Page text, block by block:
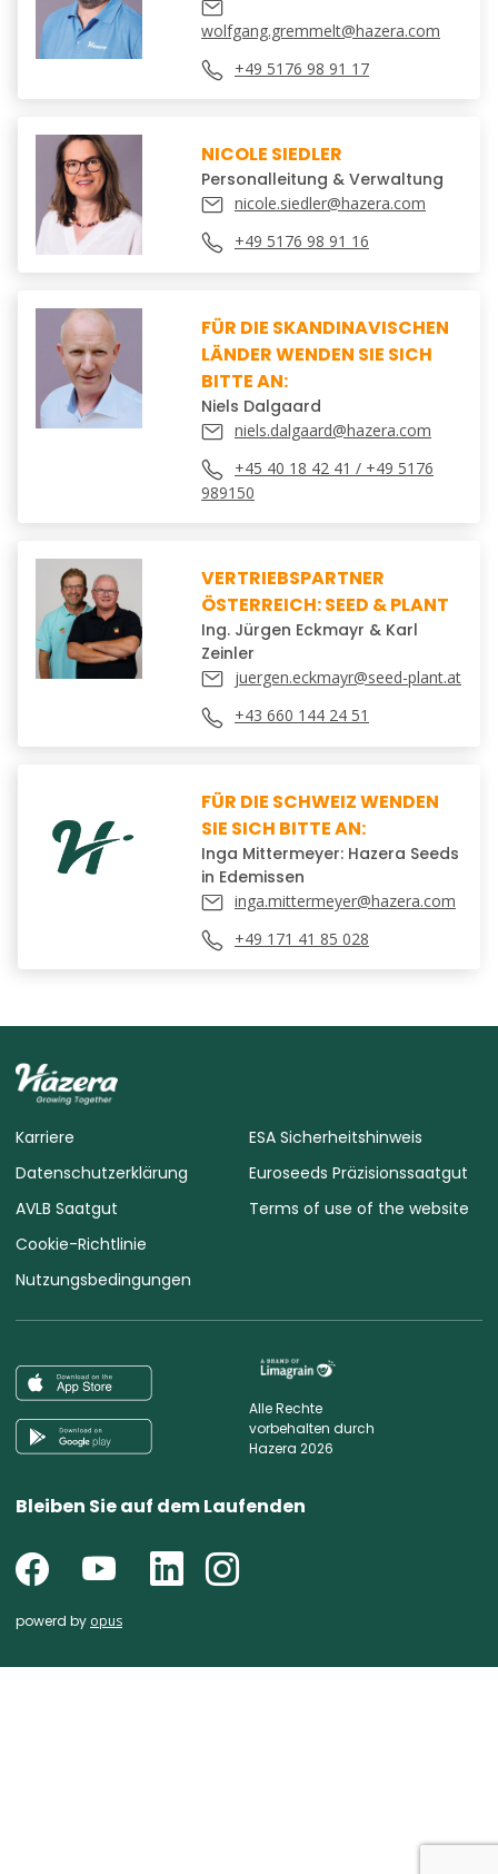
wolfgang.gremmelt@hazera.com
+49 5176 98 91 17
NICOLE SIEDLER
Personalleitung & Verwaltung
nicole.siedler@hazera.com
+49 5176 98 91 16
FÜR DIE SKANDINAVISCHEN
LÄNDER WENDEN SIE SICH
BITTE AN:
Niels Dalgaard
niels.dalgaard@hazera.com
+45 40 18 42 41 / +49 5176
989150
VERTRIEBSPARTNER
ÖSTERREICH: SEED & PLANT
Ing. Jürgen Eckmayr & Karl
Zeinler
juergen.eckmayr@seed-plant.at
+43 660 144 24 51
FÜR DIE SCHWEIZ WENDEN
SIE SICH BITTE AN:
Inga Mittermeyer: Hazera Seeds
in Edemissen
inga.mittermeyer@hazera.com
+49 171 41 85 028
Karriere
Datenschutzerklärung
AVLB Saatgut
Cookie-Richtlinie
Nutzungsbedingungen
ESA Sicherheitshinweis
Euroseeds Präzisionssaatgut
Terms of use of the website
Alle Rechte
vorbehalten durch
Hazera 2026
Bleiben Sie auf dem Laufenden
powerd by opus